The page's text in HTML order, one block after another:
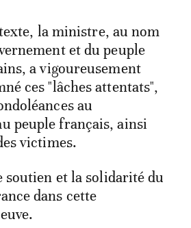
la ministre, au nom
et du peuple
a vigoureusement
ces "lâches attentats",
au
peuple français, ainsi
victimes.
soutien et la solidarité du
dans cette